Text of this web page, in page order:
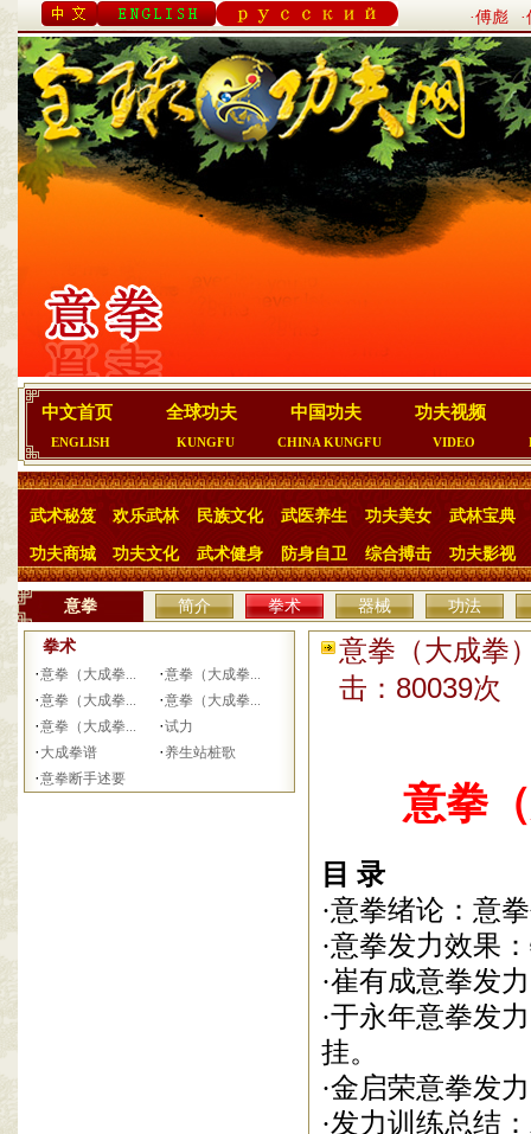
·傅彪
中文首页
ENGLISH
全球功夫
KUNGFU
中国功夫
CHINA KUNGFU
功夫视频
VIDEO
武术秘笈 欢乐武林 民族文化 武医养生 功夫美女 武林宝典
功夫商城 功夫文化 武术健身 防身自卫 综合搏击 功夫影视
意拳 简介 拳术 器械 功法
拳术
·意拳（大成拳... ·意拳（大成拳...
·意拳（大成拳... ·意拳（大成拳...
·意拳（大成拳... ·试力
· 大成拳谱 · 养生站桩歌
·意拳断手述要
意拳（大成
击：80039次
意拳
目 录
·意拳绪论：意
·意拳发力效果
·崔有成意拳发
·于永年意拳发
挂。
·金启荣意拳发
·发力训练总结